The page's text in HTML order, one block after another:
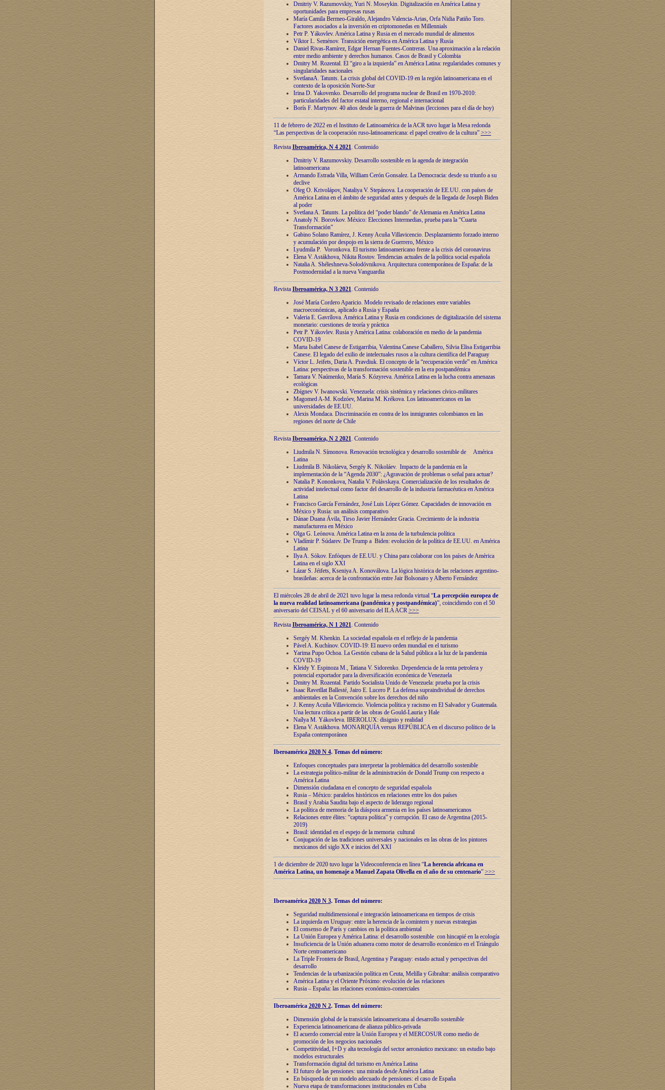
Dmitriy V. Razumovskiy, Yuri N. Moseykin. Digitalización en América Latina y
oportunidades para empresas rusas
María Camila Bermeo-Giraldo, Alejandro Valencia-Arias, Orfa Nidia Patiño Toro.
Factores asociados a la inversión en criptomonedas en Millennials
Petr P. Yákovlev. América Latina y Rusia en el mercado mundial de alimentos
Víktor L. Seménov. Transición energética en América Latina y Rusia
Daniel Rivas-Ramírez, Edgar Hernan Fuentes-Contreras. Una aproximación a la relación
entre medio ambiente y derechos humanos. Casos de Brasil y Colombia
Dmitry M. Rozental. El “giro a la izquierda” en América Latina: regularidades comunes y
singularidades nacionales
SvetlanaA. Tatunts. La crisis global del COVID-19 en la región latinoamericana en el
contexto de la oposición Norte-Sur
Irina D. Yakovenko. Desarrollo del programa nuclear de Brasil en 1970-2010:
particularidades del factor estatal interno, regional e internacional
Borís F. Martynov. 40 años desde la guerra de Malvinas (lecciones para el día de hoy)
11 de febrero de 2022 en el Instituto de Latinoamérica de la ACR tuvo lugar la Mesa redonda
“Las perspectivas de la cooperación ruso-latinoamericana: el papel creativo de la cultura” >>>
Revista Iberoamérica, N 4 2021. Contenido
Dmitriy V. Razumovskiy. Desarrollo sostenible en la agenda de integración
latinoamericana
Armando Estrada Villa, William Cerón Gonsalez. La Democracia: desde su triunfo a su
declive
Oleg O. Krivolápov, Nataliya V. Stepánova. La cooperación de EE.UU. con países de
América Latina en el ámbito de seguridad antes y después de la llegada de Joseph Biden
al poder
Svetlana A. Tatunts. La política del “poder blando” de Alemania en América Latina
Anatoly N. Borovkov. México: Elecciones Intermedias, prueba para la “Cuarta
Transformación”
Gabino Solano Ramírez, J. Kenny Acuña Villavicencio. Desplazamiento forzado interno
y acumulación por despojo en la sierra de Guerrero, México
Lyudmila P. Voronkova. El turismo latinoamericano frente a la crisis del coronavirus
Elena V. Astákhova, Nikita Rostov. Tendencias actuales de la política social española
Natalia A. Shéleshneva-Solodóvnikova. Arquitectura contemporánea de España: de la
Postmodernidad a la nueva Vanguardia
Revista Iberoamérica, N 3 2021. Contenido
José María Cordero Aparicio. Modelo revisado de relaciones entre variables
macroeconómicas, aplicado a Rusia y España
Valeria E. Gavrílova. América Latina y Rusia en condiciones de digitalización del sistema
monetario: cuestiones de teoría y práctica
Petr P. Yákovlev. Rusia y América Latina: colaboración en medio de la pandemia
COVID-19
Marta Isabel Canese de Estigarribia, Valentina Canese Caballero, Silvia Elisa Estigarribia
Canese. El legado del exilio de intelectuales rusos a la cultura científica del Paraguay
Víctor L. Jeifets, Daria A. Pravdiuk. El concepto de la “recuperación verde” en América
Latina: perspectivas de la transformación sostenible en la era postpandémica
Tamara V. Naúmenko, María S. Kózyreva. América Latina en la lucha contra amenazas
ecológicas
Zbígnev V. Iwanowski. Venezuela: crisis sistémica y relaciones cívico-militares
Magomed A-M. Kodzóev, Marina M. Krékova. Los latinoamericanos en las
universidades de EE.UU.
Alexis Mondaca. Discriminación en contra de los inmigrantes colombianos en las
regiones del norte de Chile
RevistaIberoamérica, N 2 2021. Contenido
Liudmila N. Símonova. Renovaciόn tecnolόgica y desarrollo sostenible de América
Latina
Liudmila B. Nikoláeva, Sergéy K. Nikoláev. Impacto de la pandemia en la
implementaciόn de la “Agenda 2030”: ¿Agravaciόn de problemas o señal para actuar?
Natalia P. Kononkova, Natalia V. Polávskaya. Comercializaciόn de los resultados de
actividad intelectual como factor del desarrollo de la industria farmacéutica en América
Latina
Francisco García Fernández, José Luis López Gómez. Capacidades de innovaciόn en
México y Rusia: un análisis comparativo
Dánae Duana Ávila, Tirso Javier Hernández Gracia. Crecimiento de la industria
manufacturera en México
Olga G. Leόnova. América Latina en la zona de la turbulencia política
Vladímir P. Súdarev. De Trump a Biden: evoluciόn de la política de EE.UU. en América
Latina
Ilya A. Sόkov. Enfόques de EE.UU. y China para colaborar con los países de Amèrica
Latina en el siglo XXI
Lázar S. Jéifets, Kseniya A. Konoválova. La lόgica histόrica de las relaciones argentino-
brasileñas: acerca de la confrontaciόn entre Jair Bolsonaro y Alberto Fernández
El miércoles 28 de abril de 2021 tuvo lugar la mesa redonda virtual “La percepción europea de
la nueva realidad latinoamericana (pandémica y postpandémica)”, coincidiendo con el 50
aniversario del CEISAL y el 60 aniversario del ILA ACR >>>
Revista Iberoamérica, N 1 2021. Contenido
Sergéy M. Khenkin. La sociedad española en el reflejo de la pandemia
Pável A. Kuchínov. COVID-19: El nuevo orden mundial en el turismo
Yarima Pupo Ochoa. La Gestión cubana de la Salud pública a la luz de la pandemia
COVID-19
Kleidy Y. Espinoza M., Tatiana V. Sidorenko. Dependencia de la renta petrolera y
potencial exportador para la diversificación económica de Venezuela
Dmitry M. Rozental. Partido Socialista Unido de Venezuela: prueba por la crisis
Isaac Ravetllat Ballesté, Jairo E. Lucero P. La defensa supraindividual de derechos
ambientales en la Convención sobre los derechos del niño
J. Kenny Acuña Villavicencio. Violencia política y racismo en El Salvador y Guatemala.
Una lectura crítica a partir de las obras de Gould-Lauria y Hale
Naílya M. Yákovleva. IBEROLUX: disignio y realidad
Elena V. Astákhova. MONARQUÍA versus REPÚBLICA en el discurso político de la
España contemporánea
Iberoamérica 2020 N 4. Temas del número:
Enfoques conceptuales para interpretar la problemática del desarrollo sostenible
La estrategia político-militar de la administración de Donald Trump con respecto a
América Latina
Dimensión ciudadana en el concepto de seguridad española
Rusia – México: paralelos históricos en relaciones entre los dos países
Brasil y Arabia Saudita bajo el aspecto de liderazgo regional
La política de memoria de la diáspora armenia en los países latinoamericanos
Relaciones entre élites: “captura política” y corrupción. El caso de Argentina (2015-
2019)
Brasil: identidad en el espejo de la memoria cultural
Conjugación de las tradiciones universales y nacionales en las obras de los pintores
mexicanos del siglo XX e inicios del XXI
1 de diciembre de 2020 tuvo lugar la Videoconferencia en línea “La herencia africana en
América Latina, un homenaje a Manuel Zapata Olivella en el año de su centenario” >>>
Iberoamérica 2020 N 3.Temas del número:
Seguridad multidimensional e integración latinoamericana en tiempos de crisis
La izquierda en Uruguay: entre la herencia de lа comintern y nuevas estrategias
El consenso de París y cambios en la política ambiental
La Unión Europea y América Latina: el desarrollo sostenible con hincapié en la ecología
Insuficiencia de la Unión aduanera como motor de desarrollo económico en el Triángulo
Norte centroamericano
La Triple Frontera de Brasil, Argentina y Paraguay: estado actual y perspectivas del
desarrollo
Tendencias de la urbanización política en Ceuta, Melilla y Gibraltar: análisis comparativo
América Latina y el Oriente Próximo: evolución de las relaciones
Rusia – España: las relaciones económico-comerciales
Iberoamérica 2020 N 2.Temas del número:
Dimensión global de la transición latinoamericana al desarrollo sostenible
Experiencia latinoamericana de alianza público-privada
El acuerdo comercial entre la Unión Europea y el MERCOSUR como medio de
promoción de los negocios nacionales
Competitividad, I+D y alta tecnología del sector aeronáutico mexicano: un estudio bajo
modelos estructurales
Transformación digital del turismo en América Latina
El futuro de las pensiones: una mirada desde América Latina
En búsqueda de un modelo adecuado de pensiones: el caso de España
Nueva etapa de transformaciones institucionales en Cuba